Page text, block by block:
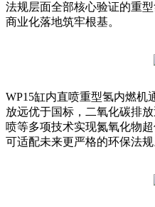
法规层面全部核心验证的重
商业化落地筑牢根基。
WP15缸内直喷重型氢内燃机
放远优于国标，二氧化碳排
喷等多项技术实现氮氧化物
可适配未来更严格的环保法规